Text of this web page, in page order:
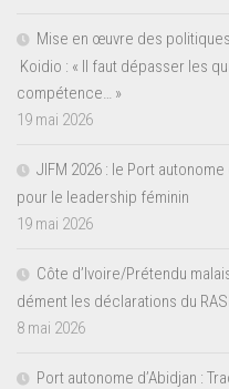
Mise en œuvre des
Koidio : « Il faut dépasser les
compétence… »
19 mai 2026
JIFM 2026 : le Port
pour le leadership féminin
19 mai 2026
Côte d’Ivoire/Prétendu
dément les déclarations du
8 mai 2026
Port autonome d’Abidjan :